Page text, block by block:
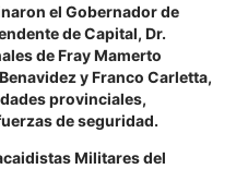
el Gobernador de
de Capital, Dr.
de Fray Mamerto
y Franco Carletta,
provinciales,
de seguridad.
Militares del